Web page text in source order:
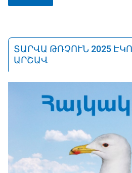
ՏԱՐՎԱ ԹՌՉՈՒՆ 2025
ԱՐՇԱՎ